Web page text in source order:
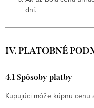
dní.
IV. PLATOBNÉ
4.1 Spôsoby platby
Kupujúci môže kúpnu cenu